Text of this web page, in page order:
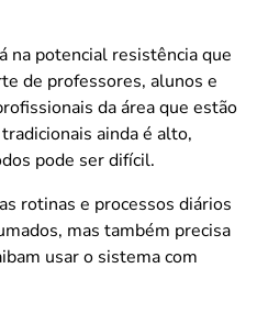
na potencial resistência que
de professores, alunos e
da área que estão
ainda é alto,
pode ser difícil.
rotinas e processos diários
mas também precisa
usar o sistema com